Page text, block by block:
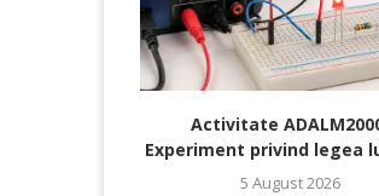
Activitate
Experiment privind legea
5 August 2026